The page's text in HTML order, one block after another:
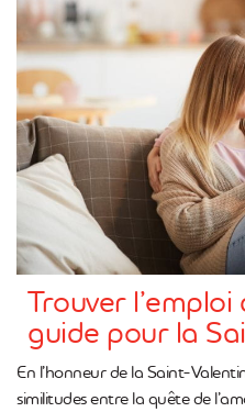
Trouver l’emploi
guide pour la
En l’honneur de la Saint-
similitudes entre la quête de